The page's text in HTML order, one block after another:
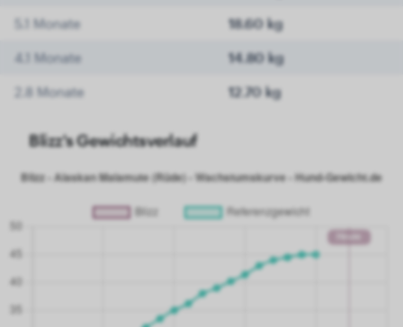
5.1 Monate 18.60 kg
4.1 Monate 14.80 kg
2.8 Monate 12.70 kg
Blizz's Gewichtsverlauf